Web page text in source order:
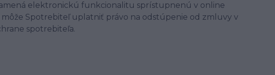
elektronickú funkcionalitu sprístupnenú v online
Spotrebiteľ uplatniť právo na odstúpenie od zmluvy v
spotrebiteľa.